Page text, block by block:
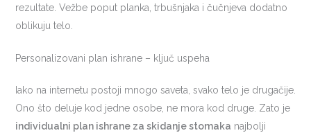
rezultate. Vežbe poput planka, trbušnjaka i čučnjeva dodatno
oblikuju telo.
Personalizovani plan ishrane – ključ uspeha
Iako na internetu postoji mnogo saveta, svako telo je drugačije.
Ono što deluje kod jedne osobe, ne mora kod druge. Zato je
individualni plan ishrane za skidanje stomaka najbolji